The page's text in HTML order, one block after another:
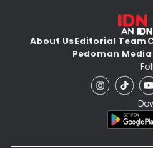
About UsEditorial Team
Pedoman Media